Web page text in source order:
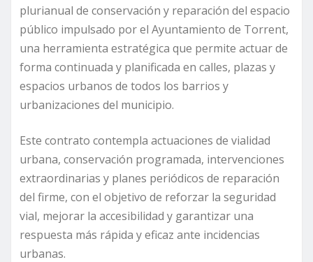
plurianual de conservación y reparación del espacio
público impulsado por el Ayuntamiento de Torrent,
una herramienta estratégica que permite actuar de
forma continuada y planificada en calles, plazas y
espacios urbanos de todos los barrios y
urbanizaciones del municipio.
Este contrato contempla actuaciones de vialidad
urbana, conservación programada, intervenciones
extraordinarias y planes periódicos de reparación
del firme, con el objetivo de reforzar la seguridad
vial, mejorar la accesibilidad y garantizar una
respuesta más rápida y eficaz ante incidencias
urbanas.